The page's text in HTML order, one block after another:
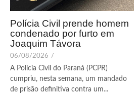
Polícia Civil prende homem
condenado por furto em
Joaquim Távora
06/08/2026 /
A Polícia Civil do Paraná (PCPR)
cumpriu, nesta semana, um mandado
de prisão definitiva contra um...